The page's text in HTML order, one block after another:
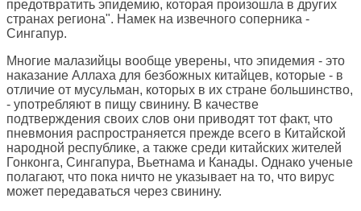
предотвратить эпидемию, которая произошла в других
странах региона". Намек на извечного соперника -
Сингапур.
Многие малазийцы вообще уверены, что эпидемия - это
наказание Аллаха для безбожных китайцев, которые - в
отличие от мусульман, которых в их стране большинство,
- употребляют в пищу свинину. В качестве
подтверждения своих слов они приводят тот факт, что
пневмония распространяется прежде всего в Китайской
народной республике, а также среди китайских жителей
Гонконга, Сингапура, Вьетнама и Канады. Однако ученые
полагают, что пока ничто не указывает на то, что вирус
может передаваться через свинину.